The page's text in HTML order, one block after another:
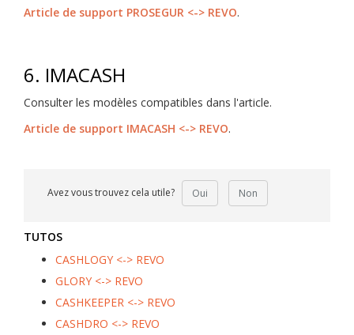
Article de support PROSEGUR <-> REVO.
6. IMACASH
Consulter les modèles compatibles dans l'article.
Article de support IMACASH <-> REVO.
Avez vous trouvez cela utile? Oui Non
TUTOS
CASHLOGY <-> REVO
GLORY <-> REVO
CASHKEEPER <-> REVO
CASHDRO <-> REVO